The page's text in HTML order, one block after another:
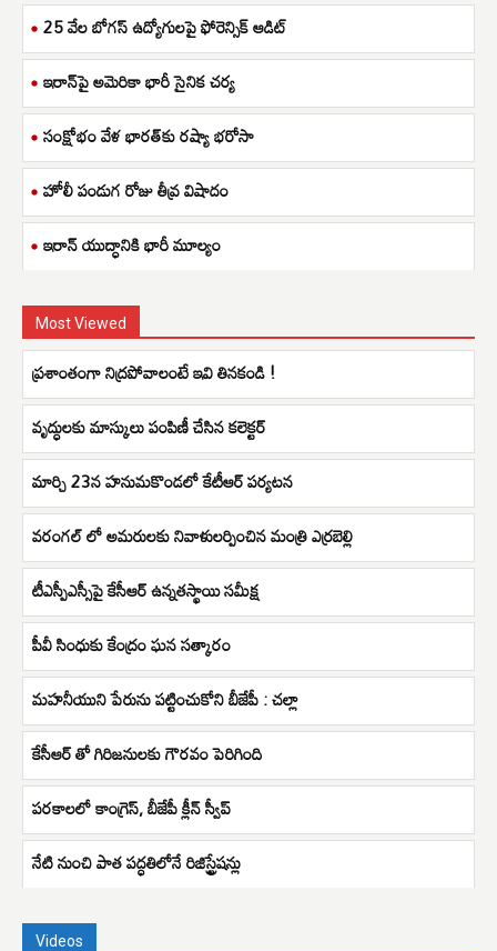
25 వేల బోగస్ ఉద్యోగులపై ఫోరెన్సిక్ ఆడిట్
ఇరాన్‌పై అమెరికా భారీ సైనిక చర్య
సంక్షోభం వేళ భారత్‌కు రష్యా భరోసా
హోలీ పండుగ రోజు తీవ్ర విషాదం
ఇరాన్ యుద్ధానికి భారీ మూల్యం
Most Viewed
ప్రశాంతంగా నిద్రపోవాలంటే ఇవి తినకండి !
వృద్ధులకు మాస్కులు పంపిణీ చేసిన కలెక్టర్
మార్చి 23న హనుమకొండలో కేటీఆర్ పర్యటన
వరంగల్ లో అమరులకు నివాళులర్పించిన మంత్రి ఎర్రబెల్లి
టీఎస్పీఎస్సీపై కేసీఆర్ ఉన్నతస్థాయి సమీక్ష
పీవీ సింధుకు కేంద్రం ఘన సత్కారం
మహనీయుని పేరును పట్టించుకోని బీజేపీ : చల్లా
కేసీఆర్ తో గిరిజనులకు గౌరవం పెరిగింది
పరకాలలో కాంగ్రెస్, బీజేపీ క్లీన్ స్వీప్
నేటి నుంచి పాత పద్ధతిలోనే రిజిస్ట్రేషన్లు
Videos